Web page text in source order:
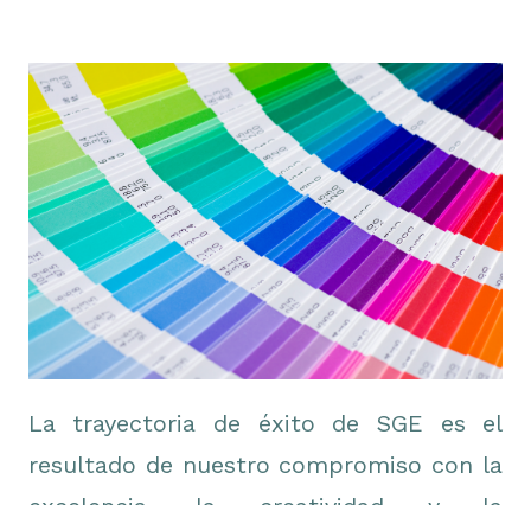
La trayectoria de éxito de SGE es el
resultado de nuestro compromiso con la